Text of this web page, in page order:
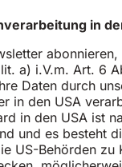
in
a) i.V.m. Art. 6
Daten durch
in den USA
in den USA ist
und es besteht
US-Behörden zu